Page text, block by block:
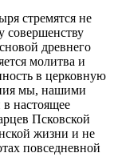
стремятся не
совершенству
древнего
молитва и
в церковную
мы, нашими
настоящее
Псковской
жизни и не
повседневной